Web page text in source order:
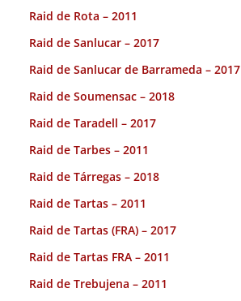
Raid de Rota – 2011
Raid de Sanlucar – 2017
Raid de Sanlucar de Barrameda – 2017
Raid de Soumensac – 2018
Raid de Taradell – 2017
Raid de Tarbes – 2011
Raid de Tárregas – 2018
Raid de Tartas – 2011
Raid de Tartas (FRA) – 2017
Raid de Tartas FRA – 2011
Raid de Trebujena – 2011